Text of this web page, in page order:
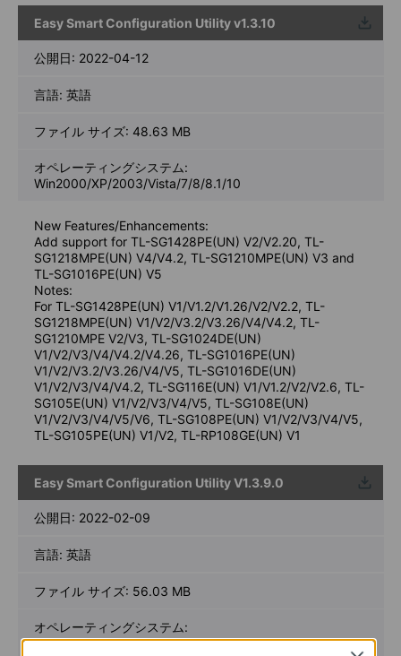
Easy Smart Configuration Utility v1.3.10
ウンロ
ード
公開日: 2022-04-12
言語: 英語
ファイル サイズ: 48.63 MB
オペレーティングシステム:
Win2000/XP/2003/Vista/7/8/8.1/10
New Features/Enhancements:
Add support for TL-SG1428PE(UN) V2/V2.20, TL-
SG1218MPE(UN) V4/V4.2, TL-SG1210MPE(UN) V3 and
TL-SG1016PE(UN) V5
Notes:
For TL-SG1428PE(UN) V1/V1.2/V1.26/V2/V2.2, TL-
SG1218MPE(UN) V1/V2/V3.2/V3.26/V4/V4.2, TL-
SG1210MPE V2/V3, TL-SG1024DE(UN)
V1/V2/V3/V4/V4.2/V4.26, TL-SG1016PE(UN)
V1/V2/V3.2/V3.26/V4/V5, TL-SG1016DE(UN)
V1/V2/V3/V4/V4.2, TL-SG116E(UN) V1/V1.2/V2/V2.6, TL-
SG105E(UN) V1/V2/V3/V4/V5, TL-SG108E(UN)
V1/V2/V3/V4/V5/V6, TL-SG108PE(UN) V1/V2/V3/V4/V5,
TL-SG105PE(UN) V1/V2, TL-RP108GE(UN) V1
Easy Smart Configuration Utility V1.3.9.0
ウンロ
ード
公開日: 2022-02-09
言語: 英語
ファイル サイズ: 56.03 MB
オペレーティングシステム:
Win2000/XP/2003/Vista/7/8/8.1/10